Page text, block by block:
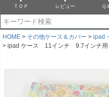
ＴＯＰ レビュー Ｑ
HOME その他ケース＆カバー
ipad
ipad ケース 11インチ 9.7インチ用